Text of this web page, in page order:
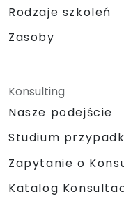
Rodzaje szkoleń
Zasoby
Konsulting
Nasze podejście
Studium
Zapytanie o
Katalog